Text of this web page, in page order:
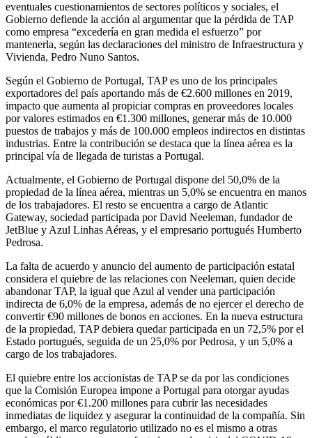
eventuales cuestionamientos de sectores políticos y sociales, el
Gobierno defiende la acción al argumentar que la pérdida de TAP
como empresa “excedería en gran medida el esfuerzo” por
mantenerla, según las declaraciones del ministro de Infraestructura y
Vivienda, Pedro Nuno Santos.
Según el Gobierno de Portugal, TAP es uno de los principales
exportadores del país aportando más de €2.600 millones en 2019,
impacto que aumenta al propiciar compras en proveedores locales
por valores estimados en €1.300 millones, generar más de 10.000
puestos de trabajos y más de 100.000 empleos indirectos en distintas
industrias. Entre la contribución se destaca que la línea aérea es la
principal vía de llegada de turistas a Portugal.
Actualmente, el Gobierno de Portugal dispone del 50,0% de la
propiedad de la línea aérea, mientras un 5,0% se encuentra en manos
de los trabajadores. El resto se encuentra a cargo de Atlantic
Gateway, sociedad participada por David Neeleman, fundador de
JetBlue y Azul Linhas Aéreas, y el empresario portugués Humberto
Pedrosa.
La falta de acuerdo y anuncio del aumento de participación estatal
considera el quiebre de las relaciones con Neeleman, quien decide
abandonar TAP, la igual que Azul al vender una participación
indirecta de 6,0% de la empresa, además de no ejercer el derecho de
convertir €90 millones de bonos en acciones. En la nueva estructura
de la propiedad, TAP debiera quedar participada en un 72,5% por el
Estado portugués, seguida de un 25,0% por Pedrosa, y un 5,0% a
cargo de los trabajadores.
El quiebre entre los accionistas de TAP se da por las condiciones
que la Comisión Europea impone a Portugal para otorgar ayudas
económicas por €1.200 millones para cubrir las necesidades
inmediatas de liquidez y asegurar la continuidad de la compañía. Sin
embargo, el marco regulatorio utilizado no es el mismo a otras